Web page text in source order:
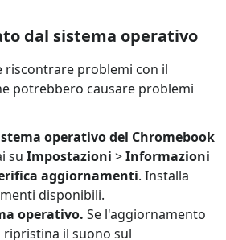
dal sistema operativo
riscontrare problemi con il
potrebbero causare problemi
operativo del Chromebook
su Impostazioni >Informazioni
aggiornamenti. Installa
disponibili.
operativo. Se l'aggiornamento
il suono sul